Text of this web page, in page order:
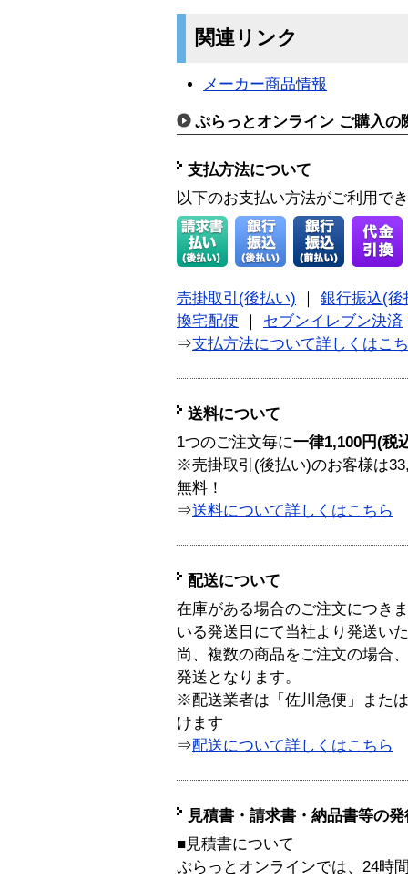
関連リンク
メーカー商品情報
ぷらっとオンライン ご購入の
支払方法について
以下のお支払い方法がご利用で
売掛取引(後払い)
銀行振込(後
換宅配便
セブンイレブン決済
⇒支払方法について詳しくはこ
送料について
1つのご注文毎に一律1,100円(税
※売掛取引(後払い)のお客様は
無料！
⇒送料について詳しくはこちら
配送について
在庫がある場合のご注文につき
いる発送日にて当社より発送い
尚、複数の商品をご注文の場合
発送となります。
※配送業者は「佐川急便」また
けます
⇒配送について詳しくはこちら
見積書・請求書・納品書等の
■見積書について
ぷらっとオンラインでは、24時